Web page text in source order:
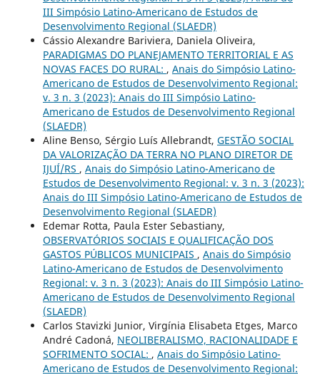
III Simpósio Latino-Americano de Estudos de
Desenvolvimento Regional (SLAEDR)
Cássio Alexandre Bariviera, Daniela Oliveira,
PARADIGMAS DO PLANEJAMENTO TERRITORIAL E AS
NOVAS FACES DO RURAL: , Anais do Simpósio Latino-
Americano de Estudos de Desenvolvimento Regional:
v. 3 n. 3 (2023): Anais do III Simpósio Latino-
Americano de Estudos de Desenvolvimento Regional
(SLAEDR)
Aline Benso, Sérgio Luís Allebrandt, GESTÃO SOCIAL
DA VALORIZAÇÃO DA TERRA NO PLANO DIRETOR DE
IJUÍ/RS , Anais do Simpósio Latino-Americano de
Estudos de Desenvolvimento Regional: v. 3 n. 3 (2023):
Anais do III Simpósio Latino-Americano de Estudos de
Desenvolvimento Regional (SLAEDR)
Edemar Rotta, Paula Ester Sebastiany,
OBSERVATÓRIOS SOCIAIS E QUALIFICAÇÃO DOS
GASTOS PÚBLICOS MUNICIPAIS , Anais do Simpósio
Latino-Americano de Estudos de Desenvolvimento
Regional: v. 3 n. 3 (2023): Anais do III Simpósio Latino-
Americano de Estudos de Desenvolvimento Regional
(SLAEDR)
Carlos Stavizki Junior, Virgínia Elisabeta Etges, Marco
André Cadoná, NEOLIBERALISMO, RACIONALIDADE E
SOFRIMENTO SOCIAL: , Anais do Simpósio Latino-
Americano de Estudos de Desenvolvimento Regional: